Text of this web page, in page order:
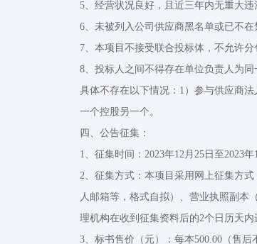
5、经营状况良好，且近三年内无重大违
6、未被列入公司供应商黑名单或已不在
7、本项目不接受联合投标体，不允许分
8、投标人之间不得存在单位负责人为同
具体不存在以下情况：1）参与供应商
一个控股另一个。
四、公告征集：
1、征集时间：2023年12月25日至2023年
2、征集方式：本项目采用网上征集方
人邮箱等，格式自拟）、营业执照副本
理机构在收到征集资料后的2个日历天
3、标书售价（元）：每本500.00（售后